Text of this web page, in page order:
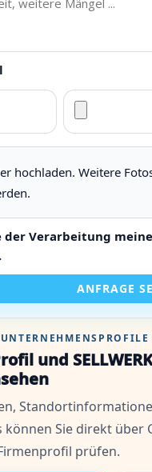
hochladen. Weitere
der Verarbeitung
ANFRAGE
und
können Sie direkt über
Firmenprofil prüfen.